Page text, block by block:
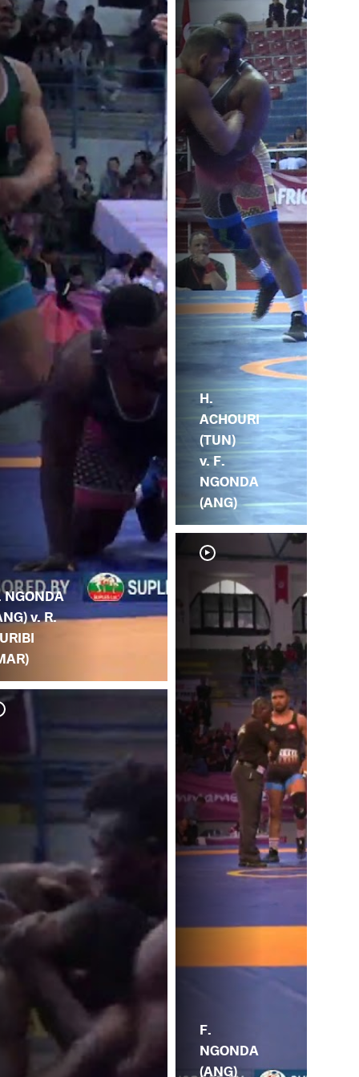
NGONDA
v. R.
H.
ACHOURI
(TUN)
v. F.
NGONDA
(ANG)
F.
NGONDA
(ANG)